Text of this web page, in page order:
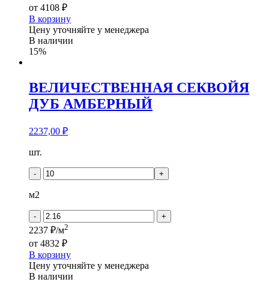
от 4108 ₽
В корзину
Цену уточняйте у менеджера
В наличии
15%
ВЕЛИЧЕСТВЕННАЯ СЕКВОЙЯ
ДУБ АМБЕРНЫЙ
2237,00 ₽
Количество
ВЕЛИЧЕСТВЕННАЯ
ДУБ
шт.
- +
м2
- +
2237 ₽/м2
от 4832 ₽
В корзину
Цену уточняйте у менеджера
В наличии